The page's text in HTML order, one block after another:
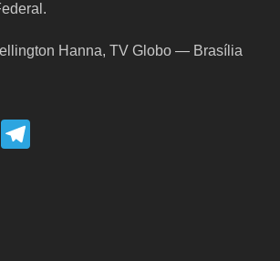
Hanna, TV Globo — Brasília
W